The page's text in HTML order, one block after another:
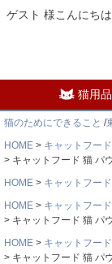
ゲスト 様こんにちは
猫用品
猫のためにできること /
HOME
キャットフード
キャットフード 猫 パ
HOME
キャットフード
HOME
キャットフード
キャットフード 猫 パ
HOME
キャットフード
キャットフード 猫 パ